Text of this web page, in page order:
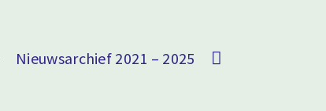
Nieuwsarchief 2021 – 2025